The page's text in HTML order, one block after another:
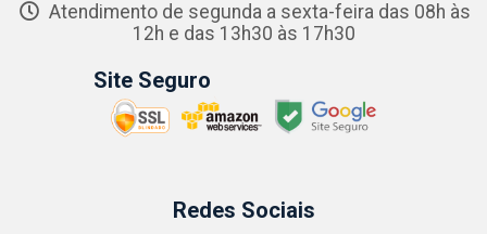
Atendimento de segunda a sexta-feira das 08h às
12h e das 13h30 às 17h30
Site Seguro
Redes Sociais